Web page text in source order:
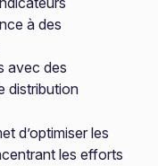
à des
avec des
distribution
d’optimiser les
les efforts